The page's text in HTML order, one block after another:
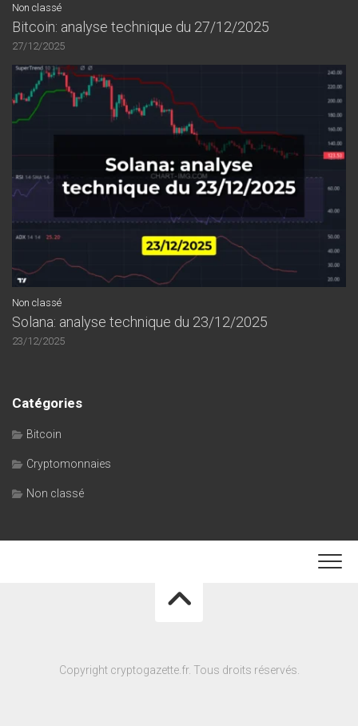
Non classé
Bitcoin: analyse technique du 27/12/2025
27/12/2025
Non classé
Solana: analyse technique du 23/12/2025
23/12/2025
Catégories
Bitcoin
Cryptomonnaies
Non classé
Copyright cryptogazette.fr. Tous droits réservés.